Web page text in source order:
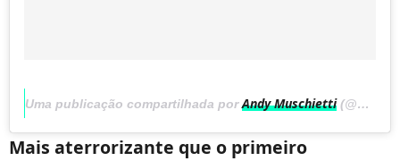
Uma publicação compartilhada porAndy Muschietti(@andy_muschietti) em
Mais aterrorizante que o primeiro